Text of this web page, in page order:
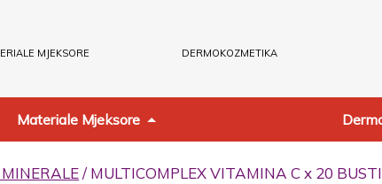
MJEKSORE DERMOKOZMETIKA
Materiale Mjeksore
/ MULTICOMPLEX VITAMINA C x 20